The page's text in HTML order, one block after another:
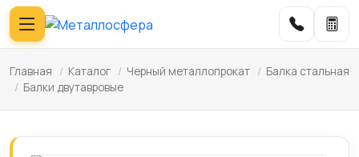
Главная / Каталог / Черный металлопрокат / Балка стальная
/ Балки двутавровые